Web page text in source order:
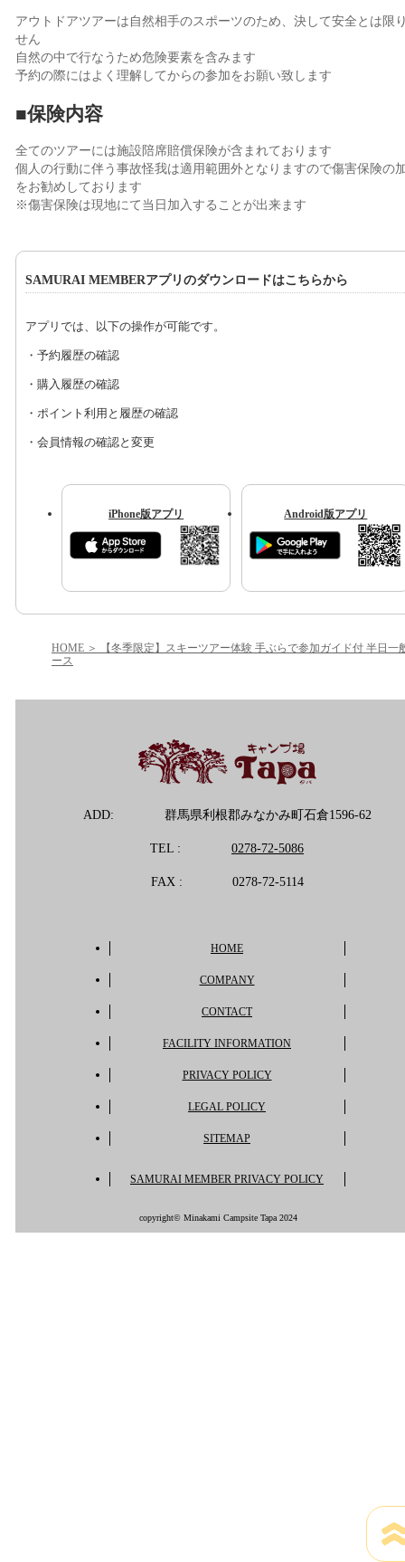
アウトドアツアーは自然相手のスポーツのため、決して安全とは限
せん
自然の中で行なうため危険要素を含みます
予約の際にはよく理解してからの参加をお願い致します
■保険内容
全てのツアーには施設陪席賠償保険が含まれております
個人の行動に伴う事故怪我は適用範囲外となりますので傷害保険の
をお勧めしております
※傷害保険は現地にて当日加入することが出来ます
SAMURAI MEMBERアプリのダウンロードはこちらから
アプリでは、以下の操作が可能です。
・予約履歴の確認
・購入履歴の確認
・ポイント利用と履歴の確認
・会員情報の確認と変更
iPhone版アプリ Android版アプリ
HOME
【冬季限定】スキーツアー体験 手ぶらで参加ガイド付 半日一
ース
ADD: 群馬県利根郡みなかみ町石倉1596-62
TEL : 0278-72-5086
FAX : 0278-72-5114
HOME
COMPANY
CONTACT
FACILITY INFORMATION
PRIVACY POLICY
LEGAL POLICY
SITEMAP
SAMURAI MEMBER PRIVACY POLICY
copyright© Minakami Campsite Tapa 2024